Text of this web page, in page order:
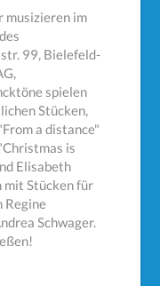
musizieren im
99, Bielefeld-
spielen
Stücken,
a distance"
is
Elisabeth
mit Stücken für
Regine
Schwager.